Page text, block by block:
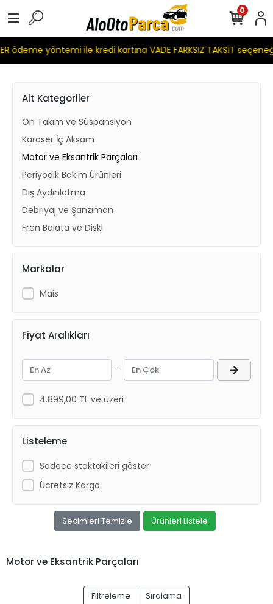
ödeme yöntemi ile kredi kartına VADE FARKSIZ TAKSİT
0
Alt Kategoriler
Ön Takım ve Süspansiyon
Karoser İç Aksam
Motor ve Eksantrik Parçaları
Periyodik Bakım Ürünleri
Dış Aydınlatma
Debriyaj ve Şanzıman
Fren Balata ve Diski
Markalar
Mais
Fiyat Aralıkları
-
4.899,00 TL ve üzeri
Listeleme
Sadece stoktakileri göster
Ücretsiz Kargo
Seçimleri Temizle Ürünleri Listele
Motor ve Eksantrik Parçaları
Filtreleme Sıralama